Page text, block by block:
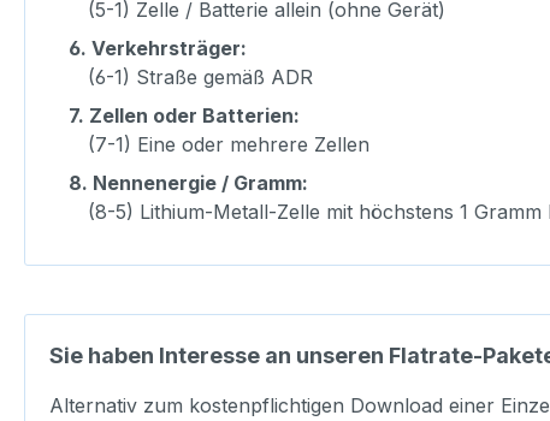
(5-1) Zelle / Batterie allein (ohne Gerät)
6. Verkehrsträger:
(6-1) Straße gemäß ADR
7. Zellen oder Batterien:
(7-1) Eine oder mehrere Zellen
8. Nennenergie / Gramm:
(8-5) Lithium-Metall-Zelle mit höchstens 1 Gramm
Sie haben Interesse an unseren Flatrate-
Alternativ zum kostenpflichtigen Download einer